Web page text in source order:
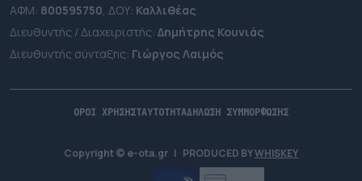
ΑΦΜ: 800595750, ΔΟΥ: Καλλιθέας
Διευθυντής / Διαχειριστής: Δημήτρης Κουνιάς
Διευθυντής σύνταξης: Γιώργος Λαιμός
ΟΡΟΙ ΧΡΗΣΗΣΤΑΥΤΟΤΗΤΑΔΗΛΩΣΗ ΣΥΜΜΟΡΦΩΣΗΣ
Copyright © e-ota.gr | PRODUCED BYWHISKEY